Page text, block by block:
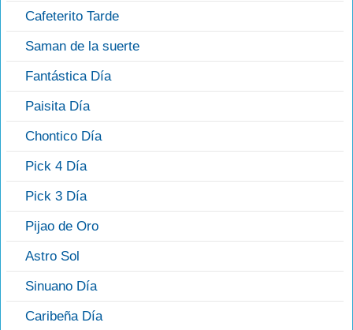
Cafeterito Tarde
Saman de la suerte
Fantástica Día
Paisita Día
Chontico Día
Pick 4 Día
Pick 3 Día
Pijao de Oro
Astro Sol
Sinuano Día
Caribeña Día